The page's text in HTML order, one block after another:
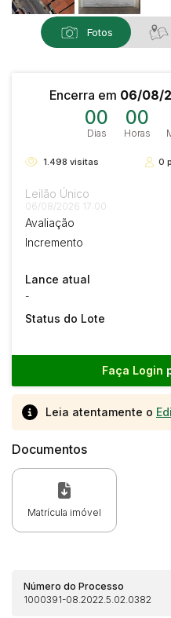
Fotos
Encerra em 06/08/
00
Dias
00
Horas
1.498 visitas 0
Leilão Único
06/08/2026 17:00
Avaliação
Incremento
Lance atual
-
Status do Lote
Faça Login
Leia atentamente o
Documentos
Matrícula imóvel
Número do Processo
1000391-08.2022.5.02.0382